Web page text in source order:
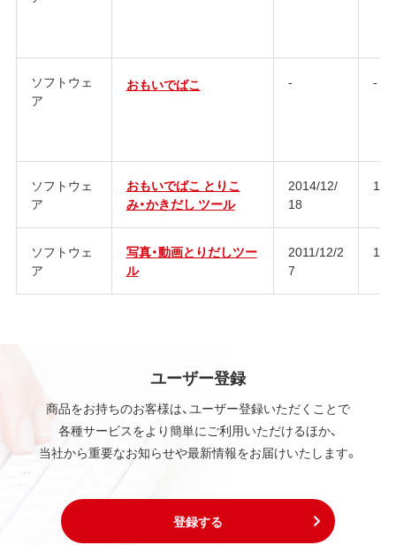
ソフトウェ
ア
おもいでばこ - -
ソフトウェ
ア
おもいでばこ とりこ
み・かきだし ツール
2014/12/
18
ソフトウェ
ア
写真・動画とりだしツー
ル
2011/12/2
7
ユーザー登録
商品をお持ちのお客様は、ユーザー登録いただくことで
各種サービスをより簡単にご利用いただけるほか、
当社から重要なお知らせや最新情報をお届けいたします。
登録する